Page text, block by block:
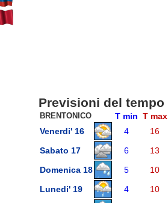
Previsioni del tempo
BRENTONICO T min T max
Venerdi' 16
4 16
Sabato 17
6 13
Domenica 18
5 10
Lunedi' 19
4 10